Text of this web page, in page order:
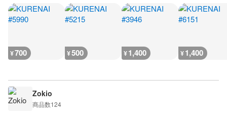
¥700 ¥500 ¥1,400 ¥1,400
Zokio
商品数124